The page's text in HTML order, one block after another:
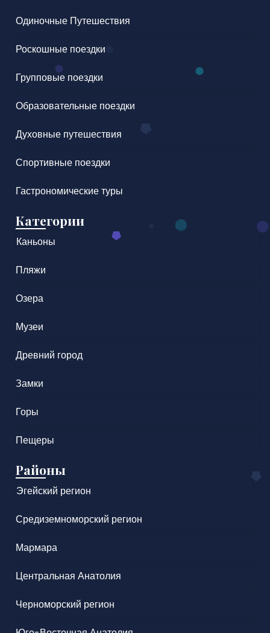
Одиночные Путешествия
Роскошные поездки
Групповые поездки
Образовательные поездки
Духовные путешествия
Спортивные поездки
Гастрономические туры
Категории
Каньоны
Пляжи
Озера
Музеи
Древний город
Замки
Горы
Пещеры
Районы
Эгейский регион
Средиземноморский регион
Мармара
Центральная Анатолия
Черноморский регион